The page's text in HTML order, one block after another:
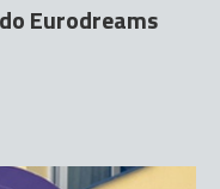
Eurodreams